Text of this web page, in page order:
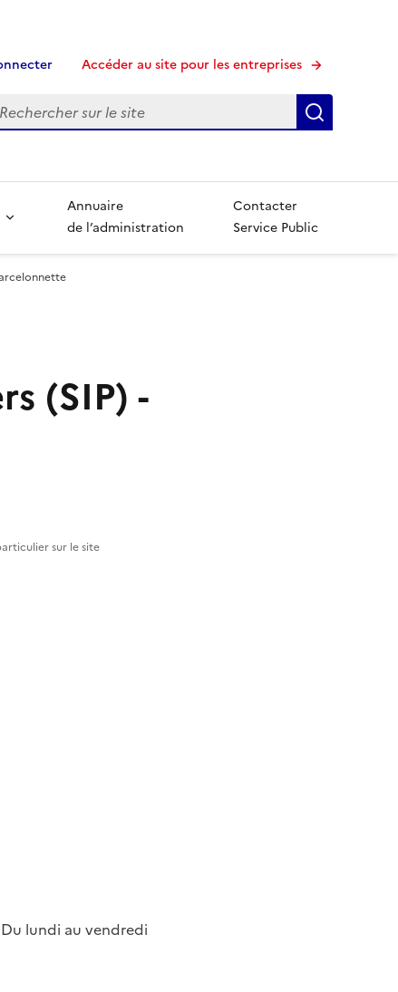
Accéder au site pour les entreprises
Annuaire
de l’administration
Contacter
Service Public
(SIP) -
sur le site
lundi au vendredi